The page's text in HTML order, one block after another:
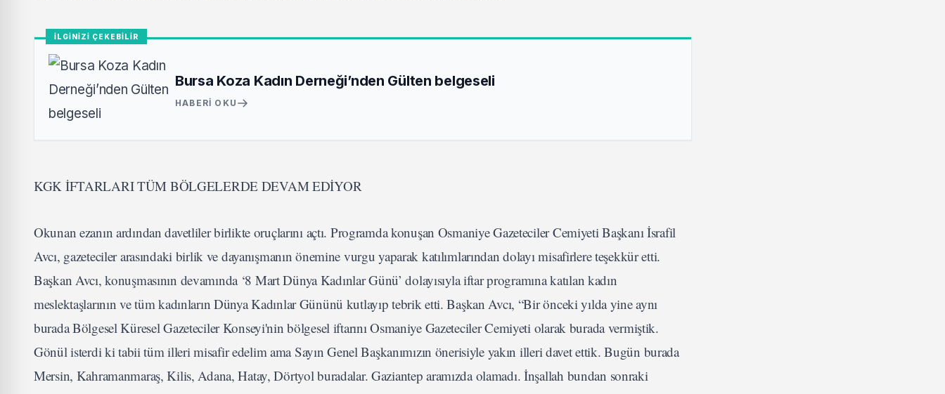
İLGİNİZİ ÇEKEBİLİR
Bursa Koza Kadın Derneği’nden Gülten belgeseli
HABERI OKU
KGK İFTARLARI TÜM BÖLGELERDE DEVAM EDİYOR
Okunan ezanın ardından davetliler birlikte oruçlarını açtı. Programda konuşan Osmaniye Gazeteciler Cemiyeti Başkanı İsrafil
Avcı, gazeteciler arasındaki birlik ve dayanışmanın önemine vurgu yaparak katılımlarından dolayı misafirlere teşekkür etti.
Başkan Avcı, konuşmasının devamında ‘8 Mart Dünya Kadınlar Günü’ dolayısıyla iftar programına katılan kadın
meslektaşlarının ve tüm kadınların Dünya Kadınlar Gününü kutlayıp tebrik etti. Başkan Avcı, “Bir önceki yılda yine aynı
burada Bölgesel Küresel Gazeteciler Konseyi'nin bölgesel iftarını Osmaniye Gazeteciler Cemiyeti olarak burada vermiştik.
Gönül isterdi ki tabii tüm illeri misafir edelim ama Sayın Genel Başkanımızın önerisiyle yakın illeri davet ettik. Bugün burada
Mersin, Kahramanmaraş, Kilis, Adana, Hatay, Dörtyol buradalar. Gaziantep aramızda olamadı. İnşallah bundan sonraki